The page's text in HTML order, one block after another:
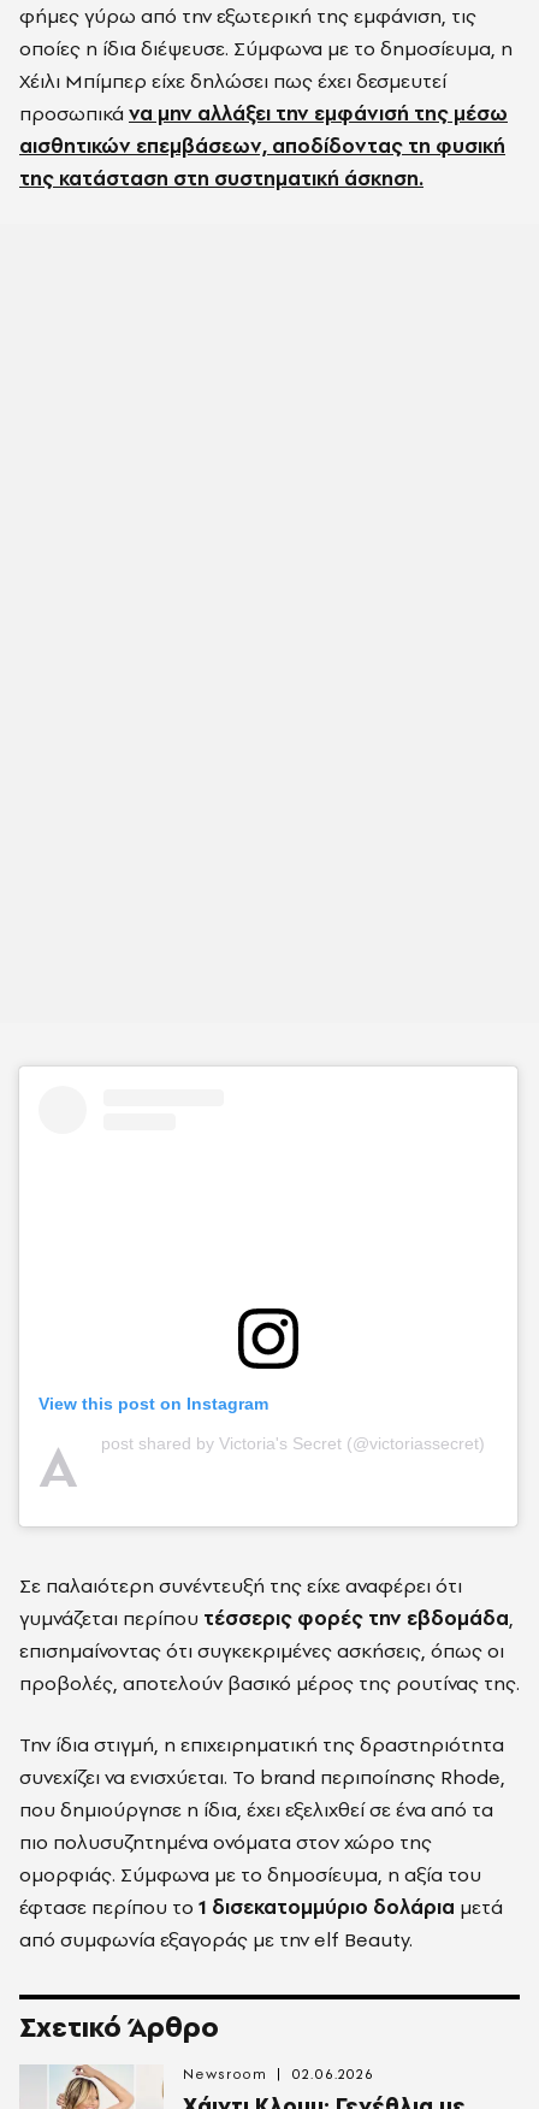
φήμες γύρω από την εξωτερική της εμφάνιση, τις
οποίες η ίδια διέψευσε. Σύμφωνα με το δημοσίευμα, η
Χέιλι Μπίμπερ είχε δηλώσει πως έχει δεσμευτεί
προσωπικά να μην αλλάξει την εμφάνισή της μέσω
αισθητικών επεμβάσεων, αποδίδοντας τη φυσική
της κατάσταση στη συστηματική άσκηση.
View this post on Instagram
A post shared by Victoria's Secret (@victoriassecret)
Σε παλαιότερη συνέντευξή της είχε αναφέρει ότι
γυμνάζεται περίπου τέσσερις φορές την εβδομάδα,
επισημαίνοντας ότι συγκεκριμένες ασκήσεις, όπως οι
προβολές, αποτελούν βασικό μέρος της ρουτίνας της.
Την ίδια στιγμή, η επιχειρηματική της δραστηριότητα
συνεχίζει να ενισχύεται. Το brand περιποίησης Rhode,
που δημιούργησε η ίδια, έχει εξελιχθεί σε ένα από τα
πιο πολυσυζητημένα ονόματα στον χώρο της
ομορφιάς. Σύμφωνα με το δημοσίευμα, η αξία του
έφτασε περίπου το 1 δισεκατομμύριο δολάρια μετά
από συμφωνία εξαγοράς με την elf Beauty.
Σχετικό Άρθρο
Newsroom 02.06.2026